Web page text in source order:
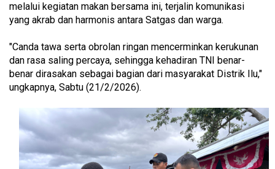
melalui kegiatan makan bersama ini, terjalin komunikasi
yang akrab dan harmonis antara Satgas dan warga.
"Canda tawa serta obrolan ringan mencerminkan kerukunan
dan rasa saling percaya, sehingga kehadiran TNI benar-
benar dirasakan sebagai bagian dari masyarakat Distrik Ilu,"
ungkapnya, Sabtu (21/2/2026).